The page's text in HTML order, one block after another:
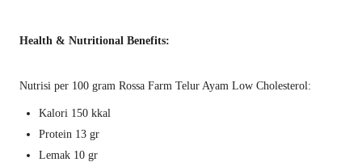
Health & Nutritional Benefits:
Nutrisi per 100 gram Rossa Farm Telur Ayam Low Cholesterol:
Kalori 150 kkal
Protein 13 gr
Lemak 10 gr